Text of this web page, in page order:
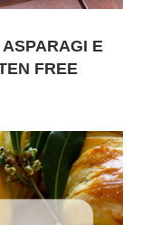
E
FREE